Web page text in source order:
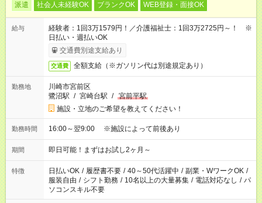
派遣 社会人未経験OK ブランクOK WEB登録・面接OK
給与
経験者：1回3万1579円！／介護福祉士：1回3万2725円～！ ※
日払い・週払いOK
交通費別途支給あり
交通費 全額支給（※ガソリン代は別途規定あり）
勤務地
川崎市宮前区
鷺沼駅 / 宮崎台駅 / 宮前平駅
施設・立地のご希望を教えてください！
勤務時間 16:00～翌9:00 ※施設によって前後あり
期間 即日可能！まずはお試し2ヶ月～
特徴 日払いOK / 履歴書不要 / 40～50代活躍中 / 副業・WワークOK /
服装自由 / シフト勤務 / 10名以上の大量募集 / 電話対応なし / パ
ソコンスキル不要